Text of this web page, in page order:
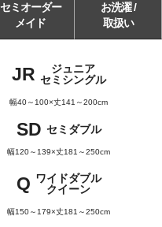
セミオーダー
メイド
お洗濯 /
取扱い
JR
ジュニア
セミシングル
幅40～100×丈141～200cm
SD セミダブル
幅120～139×丈181～250cm
Q ワイドダブル
クイーン
幅150～179×丈181～250cm